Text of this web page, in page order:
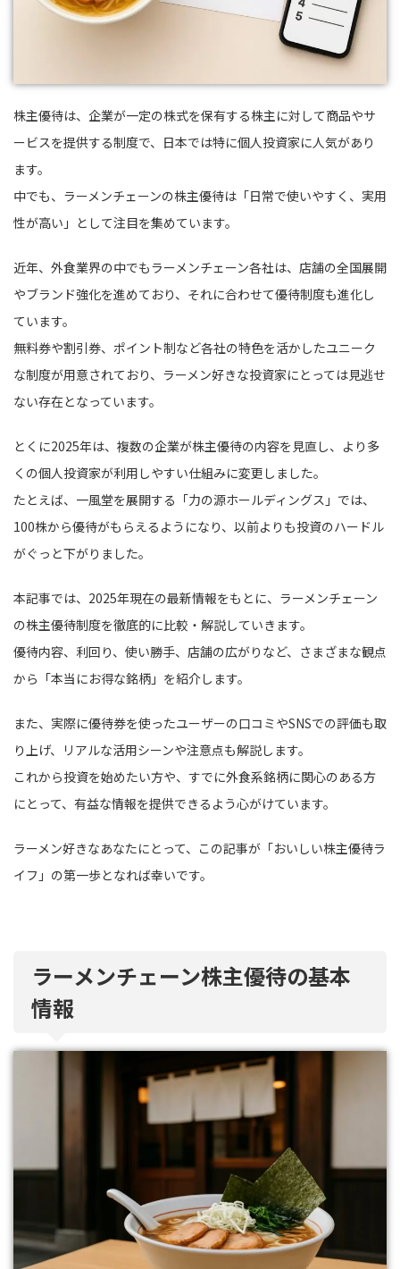
株主優待は、企業が一定の株式を保有する株主に対して商品やサ
ービスを提供する制度で、日本では特に個人投資家に人気があり
ます。
中でも、ラーメンチェーンの株主優待は「日常で使いやすく、実用
性が高い」として注目を集めています。
近年、外食業界の中でもラーメンチェーン各社は、店舗の全国展開
やブランド強化を進めており、それに合わせて優待制度も進化し
ています。
無料券や割引券、ポイント制など各社の特色を活かしたユニーク
な制度が用意されており、ラーメン好きな投資家にとっては見逃せ
ない存在となっています。
とくに2025年は、複数の企業が株主優待の内容を見直し、より多
くの個人投資家が利用しやすい仕組みに変更しました。
たとえば、一風堂を展開する「力の源ホールディングス」では、
100株から優待がもらえるようになり、以前よりも投資のハードル
がぐっと下がりました。
本記事では、2025年現在の最新情報をもとに、ラーメンチェーン
の株主優待制度を徹底的に比較・解説していきます。
優待内容、利回り、使い勝手、店舗の広がりなど、さまざまな観点
から「本当にお得な銘柄」を紹介します。
また、実際に優待券を使ったユーザーの口コミやSNSでの評価も取
り上げ、リアルな活用シーンや注意点も解説します。
これから投資を始めたい方や、すでに外食系銘柄に関心のある方
にとって、有益な情報を提供できるよう心がけています。
ラーメン好きなあなたにとって、この記事が「おいしい株主優待ラ
イフ」の第一歩となれば幸いです。
ラーメンチェーン株主優待の基本
情報